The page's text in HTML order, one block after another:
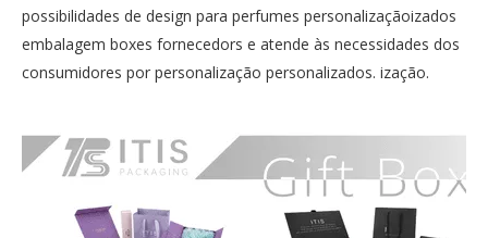
possibilidades de design para perfumes personalizaçãoizados
embalagem boxes fornecedors e atende às necessidades dos
consumidores por personalização personalizados. ização.